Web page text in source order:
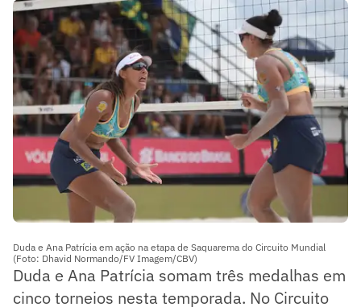
Duda e Ana Patrícia em ação na etapa de Saquarema do Circuito Mundial
(Foto: Dhavid Normando/FV Imagem/CBV)
Duda e Ana Patrícia somam três medalhas em
cinco torneios nesta temporada. No Circuito